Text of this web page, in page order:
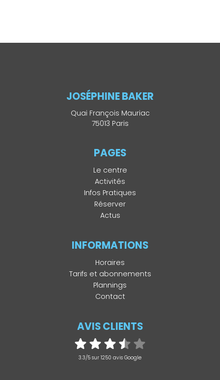
JOSÉPHINE BAKER
Quai François Mauriac
75013 Paris
PAGES
Le centre
Activités
Infos Pratiques
Réserver
Actus
INFORMATIONS
Horaires
Tarifs et abonnements
Plannings
Contact
AVIS CLIENTS
3.3/5 sur 1250 avis Google